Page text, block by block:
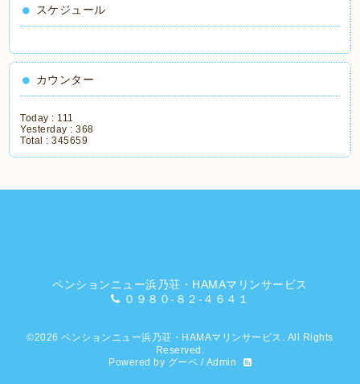
スケジュール
カウンター
Today : 111
Yesterday :368
Total :345659
ペンションニュー浜乃荘・HAMAマリンサービス
０９８０-８２-４６４１
©2026ペンションニュー浜乃荘・HAMAマリンサービス . All Rights
Reserved.
Powered by グーペ / Admin